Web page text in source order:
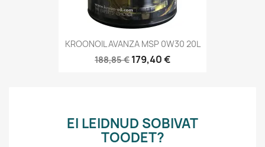
KROONOIL AVANZA MSP 0W30 20L
188,85 € 179,40 €
EI LEIDNUD SOBIVAT
TOODET?